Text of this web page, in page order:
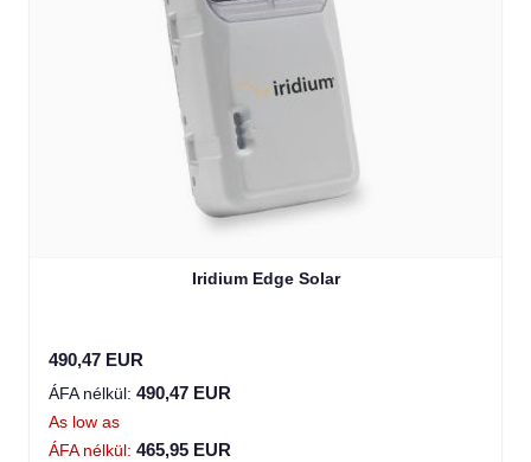
Iridium Edge Solar
490,47 EUR
490,47 EUR
As low as
465,95 EUR